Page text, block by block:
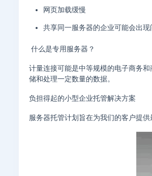
网页加载缓慢
共享同一服务器的企业可能会出现
什么是专用服务器？
计量连接可能是中等规模的电子商务
储和处理一定数量的数据。
负担得起的小型企业托管解决方案
服务器托管计划旨在为我们的客户提